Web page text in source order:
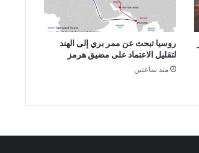
روسيا تبحث عن ممر بري إلى الهند
لتقليل الاعتماد على مضيق هرمز
منذ ساعتين